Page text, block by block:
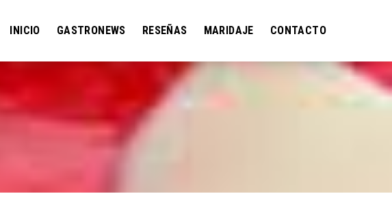
INICIO GASTRONEWS RESEÑAS MARIDAJE CONTACTO